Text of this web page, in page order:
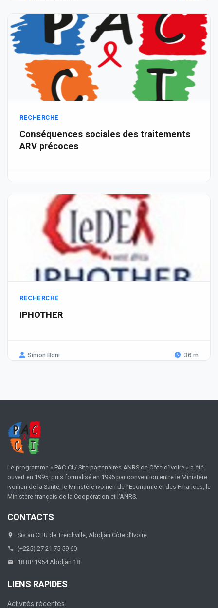
RECHERCHE
Conséquences sociales des traitements
ARV précoces
RECHERCHE
IPHOTHER
Simon Boni 36 m
Le programme « PAC-CI / Site partenaires ANRS de Côte d’Ivoire » a été
ouvert en 1995, puis formalisé en 1996 par convention entre le Ministère
ivoirien de la Santé, le Ministère ivoirien de l’Economie et des Finances, le
Ministère français de la Coopération et l’ANRS.
CONTACTS
Sis au CHU de Treichville, Abidjan Côte d’Ivoire
(+225) 27 21 75 59 60
18 BP 1954 Abidjan 18
LIENS RAPIDES
Activités récentes